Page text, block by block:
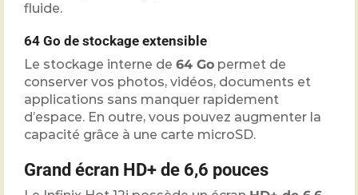
fluide.
64 Go de stockage extensible
Le stockage interne de 64 Go permet de
conserver vos photos, vidéos, documents et
applications sans manquer rapidement
d’espace. En outre, vous pouvez augmenter la
capacité grâce à une carte microSD.
Grand écran HD+ de 6,6 pouces